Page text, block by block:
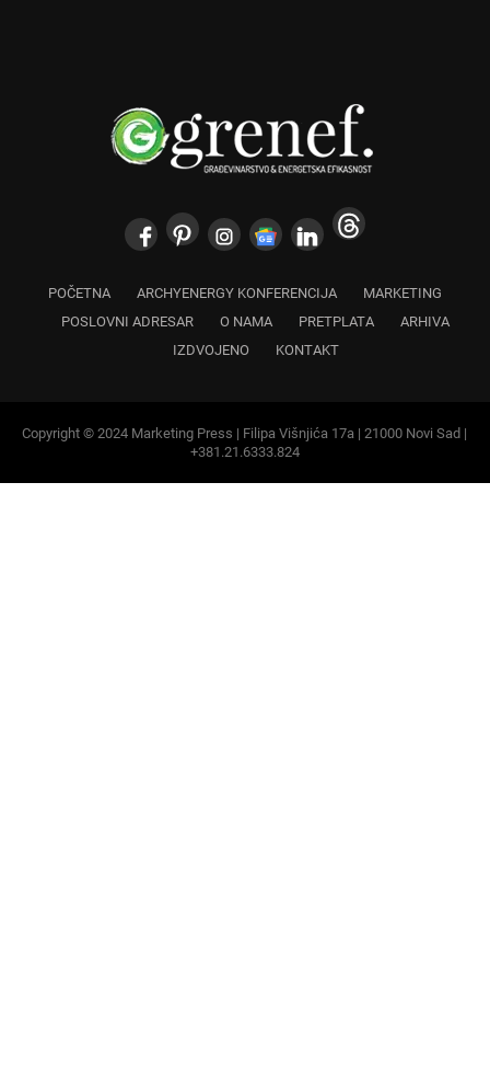
POČETNA ARCHYENERGY KONFERENCIJA
MARKETING
POSLOVNI ADRESAR
O NAMA PRETPLATA
ARHIVA
IZDVOJENO
KONTAKT
Copyright © 2024 Marketing Press | Filipa Višnjića 17a | 21000 Novi Sad |
+381.21.6333.824